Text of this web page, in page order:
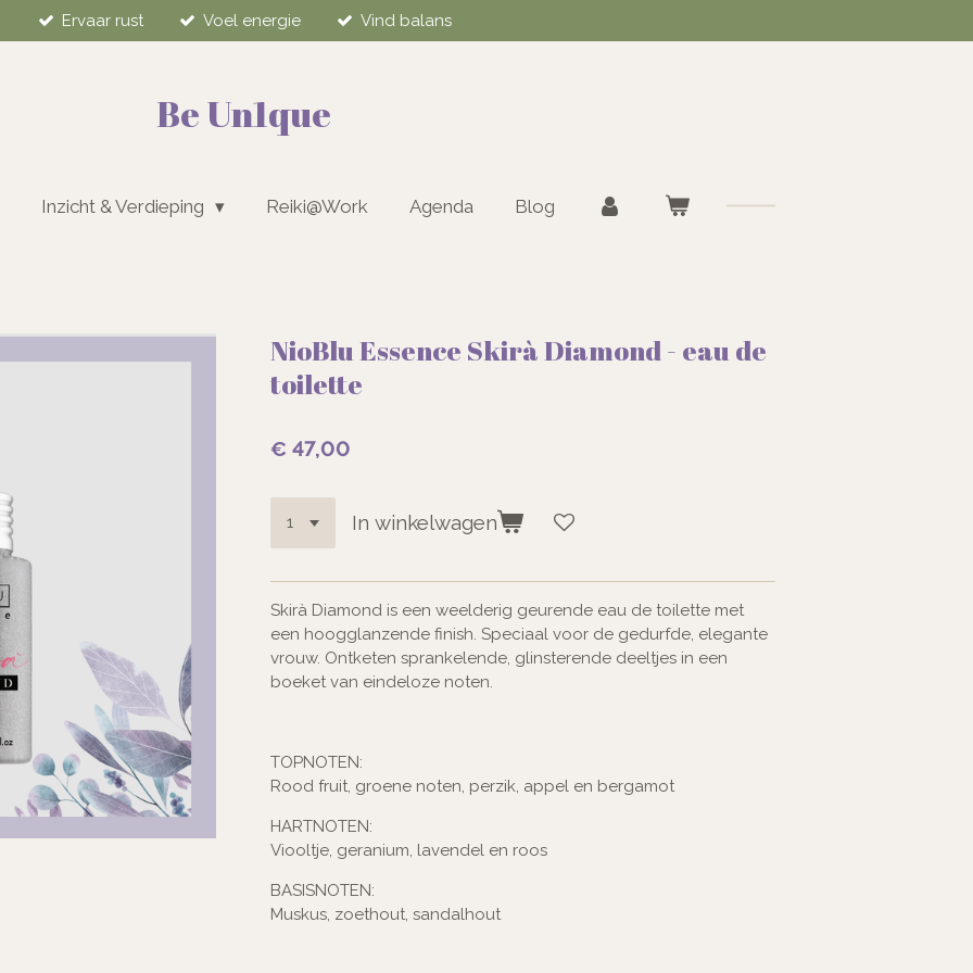
Ervaar rust Voel energie Vind balans
Be Un1que
Inzicht & Verdieping Reiki@Work Agenda Blog
NioBlu Essence Skirà Diamond - eau de
toilette
€ 47,00
In winkelwagen
Skirà Diamond is een weelderig geurende eau de toilette met
een hoogglanzende finish. Speciaal voor de gedurfde, elegante
vrouw. Ontketen sprankelende, glinsterende deeltjes in een
boeket van eindeloze noten.
TOPNOTEN:
Rood fruit, groene noten, perzik, appel en bergamot
HARTNOTEN:
Viooltje, geranium, lavendel en roos
BASISNOTEN:
Muskus, zoethout, sandalhout